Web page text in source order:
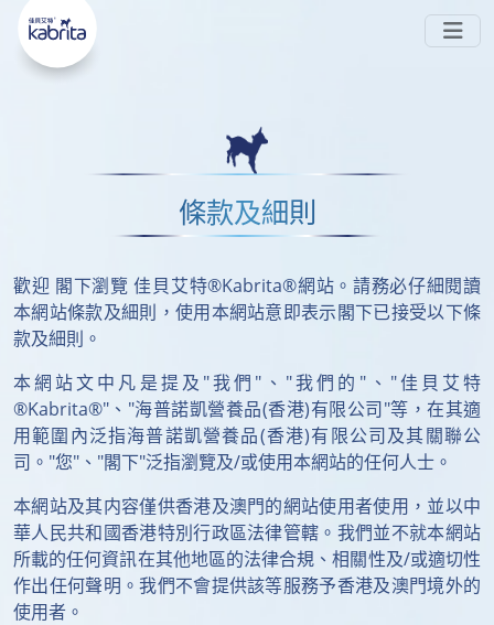
條款及細則
歡迎 閣下瀏覽 佳貝艾特®Kabrita®網站。請務必仔細閱讀
本網站條款及細則，使用本網站意即表示閣下已接受以下條
款及細則。
本網站文中凡是提及"我們"、"我們的"、"佳貝艾特
®Kabrita®"、"海普諾凱營養品(香港)有限公司"等，在其適
用範圍內泛指海普諾凱營養品(香港)有限公司及其關聯公
司。"您"、"閣下"泛指瀏覽及/或使用本網站的任何人士。
本網站及其内容僅供香港及澳門的網站使用者使用，並以中
華人民共和國香港特別行政區法律管轄。我們並不就本網站
所載的任何資訊在其他地區的法律合規、相關性及/或適切性
作出任何聲明。我們不會提供該等服務予香港及澳門境外的
使用者。
嘅 #Sn2
-PA ◊ 喺腸道中被消化，唔易形成難以被吸收
嘅鈣皂，可避免
#天然多
元營養